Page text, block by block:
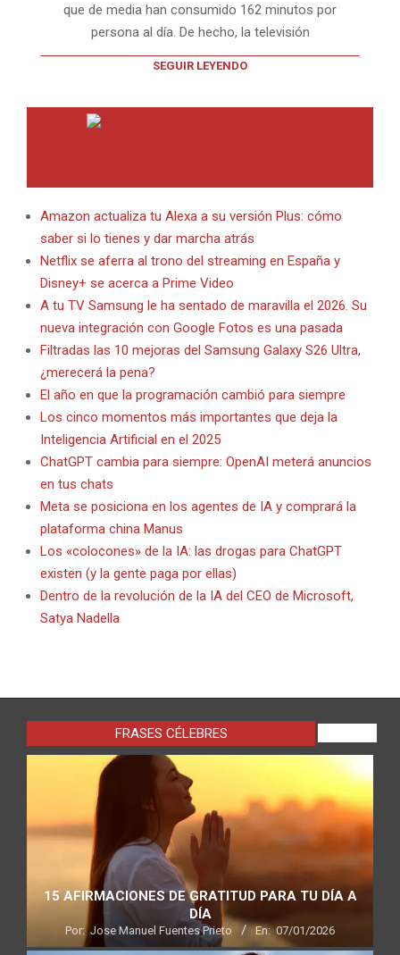
que de media han consumido 162 minutos por
persona al día. De hecho, la televisión
SEGUIR LEYENDO
Amazon actualiza tu Alexa a su versión Plus: cómo
saber si lo tienes y dar marcha atrás
Netflix se aferra al trono del streaming en España y
Disney+ se acerca a Prime Video
A tu TV Samsung le ha sentado de maravilla el 2026. Su
nueva integración con Google Fotos es una pasada
Filtradas las 10 mejoras del Samsung Galaxy S26 Ultra,
¿merecerá la pena?
El año en que la programación cambió para siempre
Los cinco momentos más importantes que deja la
Inteligencia Artificial en el 2025
ChatGPT cambia para siempre: OpenAI meterá anuncios
en tus chats
Meta se posiciona en los agentes de IA y comprará la
plataforma china Manus
Los «colocones» de la IA: las drogas para ChatGPT
existen (y la gente paga por ellas)
Dentro de la revolución de la IA del CEO de Microsoft,
Satya Nadella
FRASES CÉLEBRES
15 AFIRMACIONES DE GRATITUD PARA TU DÍA A
DÍA
Por: Jose Manuel Fuentes Prieto En: 07/01/2026